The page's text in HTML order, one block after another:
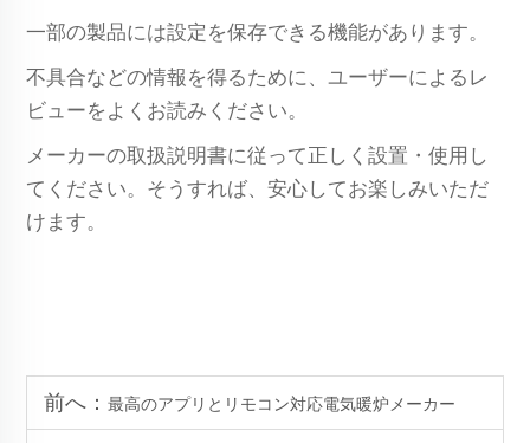
一部の製品には設定を保存できる機能があります。
不具合などの情報を得るために、ユーザーによるレ
ビューをよくお読みください。
メーカーの取扱説明書に従って正しく設置・使用し
てください。そうすれば、安心してお楽しみいただ
けます。
前へ： 最高のアプリとリモコン対応電気暖炉メーカー